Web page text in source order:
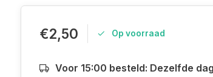
€2,50 Op voorraad
Voor 15:00 besteld: Dezelfde